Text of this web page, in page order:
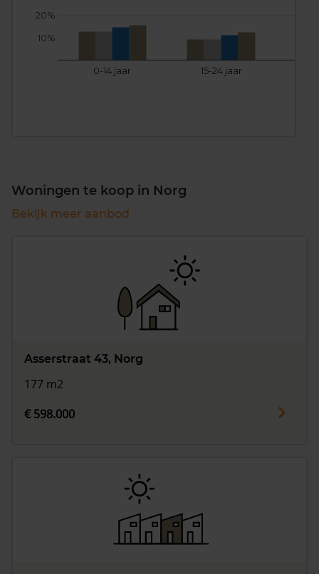
0-14 jaar 15-24 jaar
10%
20%
Woningen te koop in Norg
Bekijk meer aanbod
Asserstraat 43, Norg
177 m2
€ 598.000